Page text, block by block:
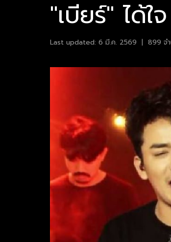
"เบียร์" ได้
Last updated: 6 มี.ค. 2569 | 899 จ